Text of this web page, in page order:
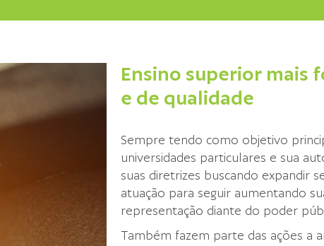
Ensino superior mais
e de qualidade
Sempre tendo como objetivo
universidades particulares e sua
suas diretrizes buscando expandir
atuação para seguir aumentando
representação diante do poder
Também fazem parte das ações a